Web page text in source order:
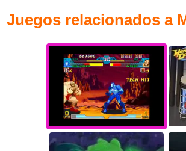
Juegos relacionados a